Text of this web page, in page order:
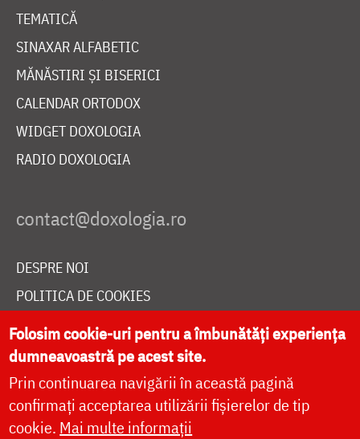
TEMATICĂ
SINAXAR ALFABETIC
MĂNĂSTIRI ȘI BISERICI
CALENDAR ORTODOX
WIDGET DOXOLOGIA
RADIO DOXOLOGIA
DESPRE NOI
POLITICA DE COOKIES
DONEAZĂ ONLINE PENTRU CATEDRALA NAȚIONALĂ
LIVE
Folosim cookie-uri pentru a îmbunătăți experiența
dumneavoastră pe acest site.
Prin continuarea navigării în această pagină
confirmați acceptarea utilizării fișierelor de tip
cookie. Mai multe informații